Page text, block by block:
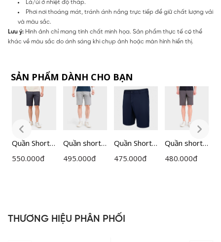
Là/ủi ở nhiệt độ thấp.
Phơi nơi thoáng mát, tránh ánh nắng trực tiếp để giữ chất lượng vải
và màu sắc.
Lưu ý: Hình ảnh chỉ mang tính chất minh họa. Sản phẩm thực tế có thể
khác về màu sắc do ánh sáng khi chụp ảnh hoặc màn hình hiển thị.
SẢN PHẨM DÀNH CHO BẠN
Quần Short
Nam
550.000đ
Quần short
thể thao cạp
0
495.000đ
Quần Short
thể thao cạp
475.000đ
Quần short
cạp âu nam
480.000đ
THƯƠNG HIỆU PHÂN PHỐI